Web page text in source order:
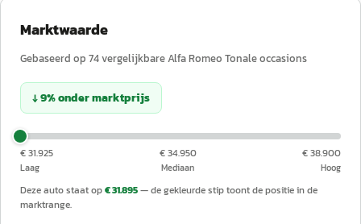
Marktwaarde
Gebaseerd op 74vergelijkbareAlfa Romeo Tonaleoccasions
↓9%ondermarktprijs
€ 31.925
Laag
€ 34.950
Mediaan
€ 38.900
Hoog
Deze auto staat op€ 31.895— de gekleurde stip toont de positie in de
marktrange.